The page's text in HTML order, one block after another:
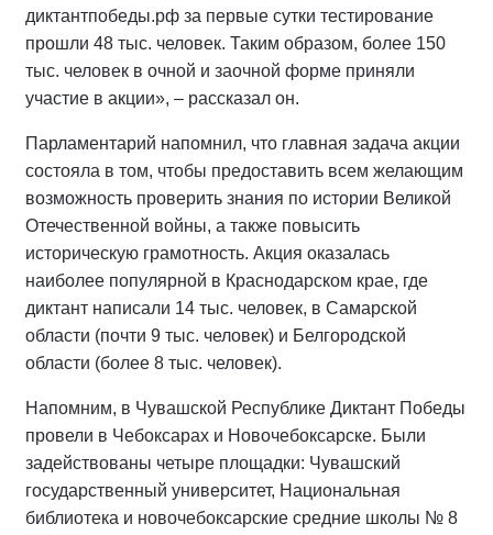
диктантпобеды.рф за первые сутки тестирование
прошли 48 тыс. человек. Таким образом, более 150
тыс. человек в очной и заочной форме приняли
участие в акции», – рассказал он.
Парламентарий напомнил, что главная задача акции
состояла в том, чтобы предоставить всем желающим
возможность проверить знания по истории Великой
Отечественной войны, а также повысить
историческую грамотность. Акция оказалась
наиболее популярной в Краснодарском крае, где
диктант написали 14 тыс. человек, в Самарской
области (почти 9 тыс. человек) и Белгородской
области (более 8 тыс. человек).
Напомним, в Чувашской Республике Диктант Победы
провели в Чебоксарах и Новочебоксарске. Были
задействованы четыре площадки: Чувашский
государственный университет, Национальная
библиотека и новочебоксарские средние школы № 8